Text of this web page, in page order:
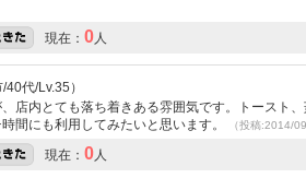
現在： 0人
代/Lv.35）
店内とても落ち着きある雰囲気です。トースト
間にも利用してみたいと思います。
（投稿:2014/
現在： 0人